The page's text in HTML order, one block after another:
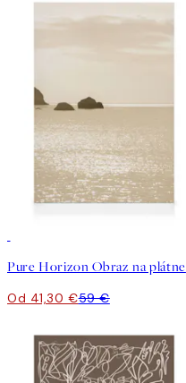
Pure Horizon Obraz na plátne
Od 41,30 €59 €